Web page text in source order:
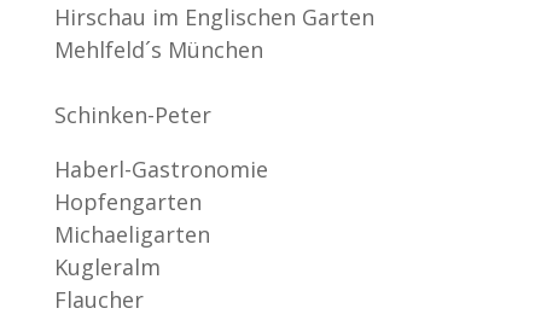
Hirschau im Englischen Garten
Mehlfeld´s München
Schinken-Peter
Haberl-Gastronomie
Hopfengarten
Michaeligarten
Kugleralm
Flaucher